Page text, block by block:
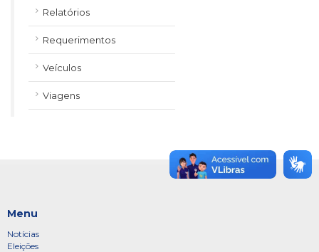
Relatórios
Requerimentos
Veículos
Viagens
Menu
Notícias
Eleições